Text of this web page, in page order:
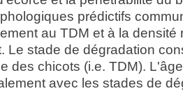
prédictifs
au TDM et à la densité
Le stade de dégradation
des chicots (i.e. TDM).
avec les stades de